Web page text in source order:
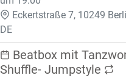
Eckertstraße 7, 10249
DE
Beatbox mit
Shuffle- Jumpstyle